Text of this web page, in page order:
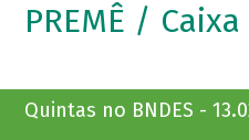
PREMÊ /
Quintas no BNDES -